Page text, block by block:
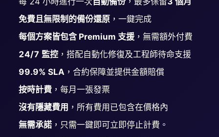
GitLab Runner
Graylog
InfluxDB
免費且無限制的備份還原 ，一鍵完成
每個方案皆包含 Premium 支援 ，無需額外付費
24/7 監控 ，搭配自動化修復及工程師待命支援
99.9% SLA ，合約保障並提供金額賠償
按時計費 ，每月一張發票
沒有隱藏費用 ，所有費用已包含在價格內
無需承諾 ，只需一鍵即可立即停止計費。